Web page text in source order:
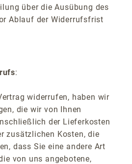
über die Ausübung des
Ablauf der Widerrufsfrist
:
widerrufen, haben wir
die wir von Ihnen
der Lieferkosten
zusätzlichen Kosten, die
dass Sie eine andere Art
von uns angebotene,